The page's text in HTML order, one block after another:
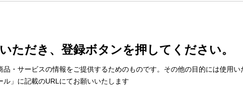
ただき、登録ボタンを押してください。
・サービスの情報をご提供するためのものです。その他の目的には使用い
」に記載のURLにてお願いいたします